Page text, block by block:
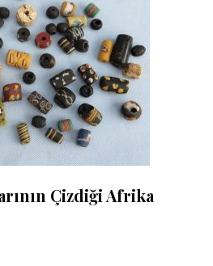
Çizdiği Afrika